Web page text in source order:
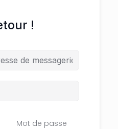
!
Mot de passe